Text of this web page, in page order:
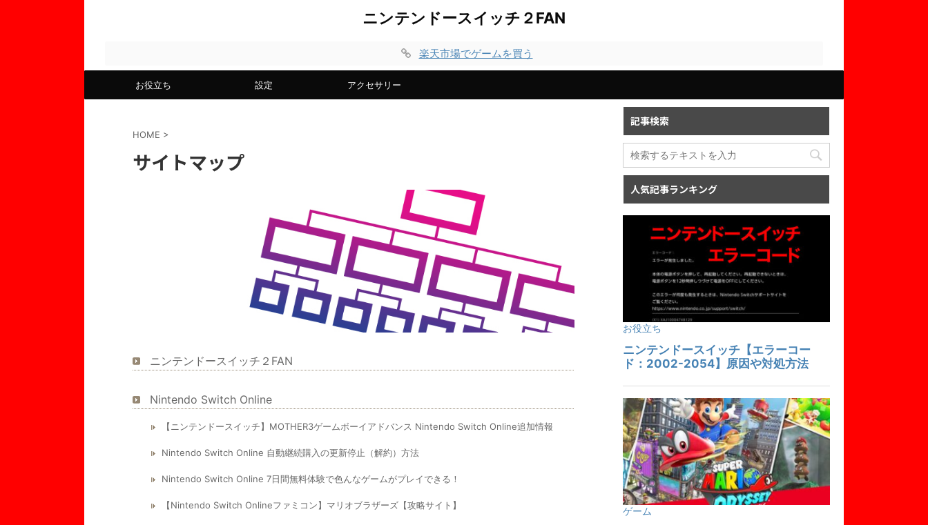
ニンテンドースイッチ２FAN
楽天市場でゲームを買う
お役立ち 設定 アクセサリー
HOME >
サイトマップ
ニンテンドースイッチ２FAN
Nintendo Switch Online
【ニンテンドースイッチ】MOTHER3ゲームボーイアドバンス Nintendo Switch Online追加情報
Nintendo Switch Online 自動継続購入の更新停止（解約）方法
Nintendo Switch Online 7日間無料体験で色んなゲームがプレイできる！
【Nintendo Switch Onlineファミコン】マリオブラザーズ【攻略サイト】
記事検索
人気記事ランキング